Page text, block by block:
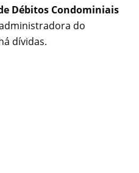
Débitos Condominiais
do
dívidas.